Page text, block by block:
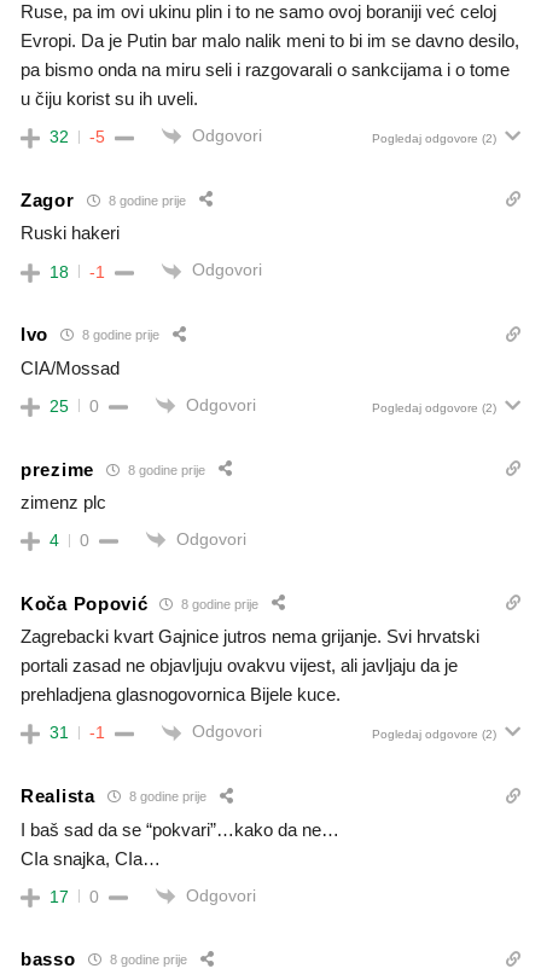
Ruse, pa im ovi ukinu plin i to ne samo ovoj boraniji već celoj
Evropi. Da je Putin bar malo nalik meni to bi im se davno desilo,
pa bismo onda na miru seli i razgovarali o sankcijama i o tome
u čiju korist su ih uveli.
32 -5 Odgovori Pogledaj odgovore (2)
Zagor 8 godine prije
Ruski hakeri
18 -1 Odgovori
Ivo 8 godine prije
CIA/Mossad
25 0 Odgovori Pogledaj odgovore (2)
prezime 8 godine prije
zimenz plc
4 0 Odgovori
Koča Popović 8 godine prije
Zagrebacki kvart Gajnice jutros nema grijanje. Svi hrvatski
portali zasad ne objavljuju ovakvu vijest, ali javljaju da je
prehladjena glasnogovornica Bijele kuce.
31 -1 Odgovori Pogledaj odgovore (2)
Realista 8 godine prije
I baš sad da se “pokvari”…kako da ne…
CIa snajka, CIa…
17 0 Odgovori
basso 8 godine prije